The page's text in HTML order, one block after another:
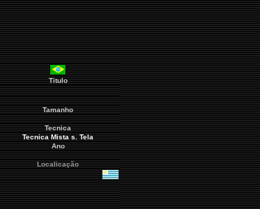
Titulo
Tamanho
Tecnica
Tecnica Mista s. Tela
Ano
Localicação